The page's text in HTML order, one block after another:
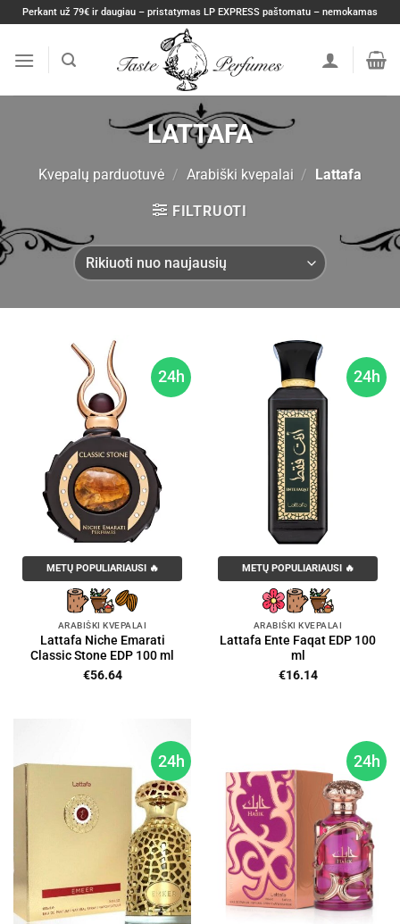
Skip
content
Perkant už 79€ ir daugiau – pristatymas LP EXPRESS paštomatu – nemokamas
LATTAFA
Kvepalų parduotuvė / Arabiški kvepalai / Lattafa
FILTRUOTI
24h
METŲ POPULIARIAUSI 🔥
ARABIŠKI KVEPALAI
Lattafa Niche Emarati
Classic Stone EDP 100 ml
€56.64
24h
METŲ POPULIARIAUSI 🔥
ARABIŠKI KVEPALAI
Lattafa Ente Faqat EDP 100
ml
€16.14
24h 24h